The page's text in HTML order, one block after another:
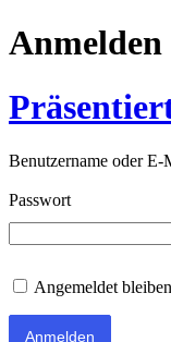
Anmelden
Benutzername oder E-
Passwort
Angemeldet bleiben